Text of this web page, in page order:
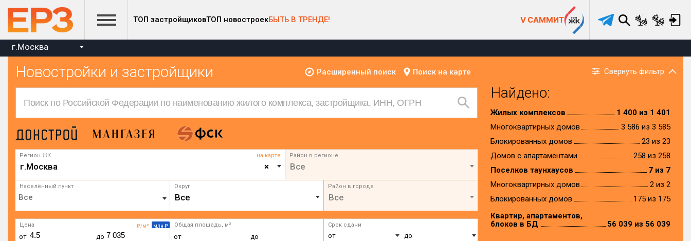
ТОП застройщиковТОП новостроекБЫТЬ В ТРЕНДЕ! V САММИТ
г.Москва
Новостройки и застройщики Расширенный поиск Поиск на карте Свернуть фильтр
Регион ЖК на карте
×
г.Москва
Район в регионе
Все
Населённый пункт Округ
Все
Район в городе
Все
₽/м² млн ₽
Цена
от до
Общая площадь, м²
от до
Срок сдачи
от до
Найдено:
Жилых комплексов
1 400 из 1 401
Многоквартирных домов
3 586 из 3 585
Блокированных домов
23 из 23
Домов с апартаментами
258 из 258
Поселков таунхаусов
7 из 7
Многоквартирных домов
2 из 2
Блокированных домов
175 из 175
Квартир, апартаментов,
блоков в БД
56 039 из 56 039